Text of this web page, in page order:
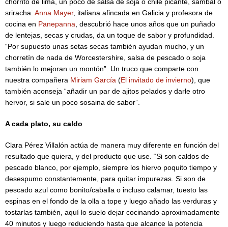
sriracha. Anna Mayer, italiana afincada en Galicia y profesora de
cocina en Panepanna , descubrió hace unos años que un puñado
de lentejas, secas y crudas, da un toque de sabor y profundidad.
“Por supuesto unas setas secas también ayudan mucho, y un
chorretín de nada de Worcestershire, salsa de pescado o soja
también lo mejoran un montón”. Un truco que comparte con
nuestra compañera Miriam García (El invitado de invierno), que
también aconseja “añadir un par de ajitos pelados y darle otro
hervor, si sale un poco sosaina de sabor”.
A cada plato, su caldo
Clara Pérez Villalón actúa de manera muy diferente en función del
resultado que quiera, y del producto que use. “Si son caldos de
pescado blanco, por ejemplo, siempre los hiervo poquito tiempo y
desespumo constantemente, para quitar impurezas. Si son de
pescado azul como bonito/caballa o incluso calamar, tuesto las
espinas en el fondo de la olla a tope y luego añado las verduras y
tostarlas también, aquí lo suelo dejar cocinando aproximadamente
40 minutos y luego reduciendo hasta que alcance la potencia